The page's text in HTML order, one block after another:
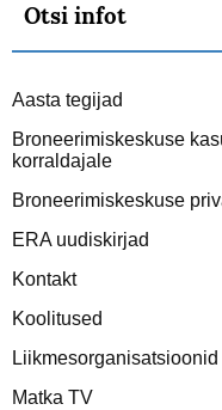
Otsi infot
Aasta tegijad
Broneerimiskeskuse
korraldajale
Broneerimiskeskuse
ERA uudiskirjad
Kontakt
Koolitused
Liikmesorganisatsioonid
Matka TV